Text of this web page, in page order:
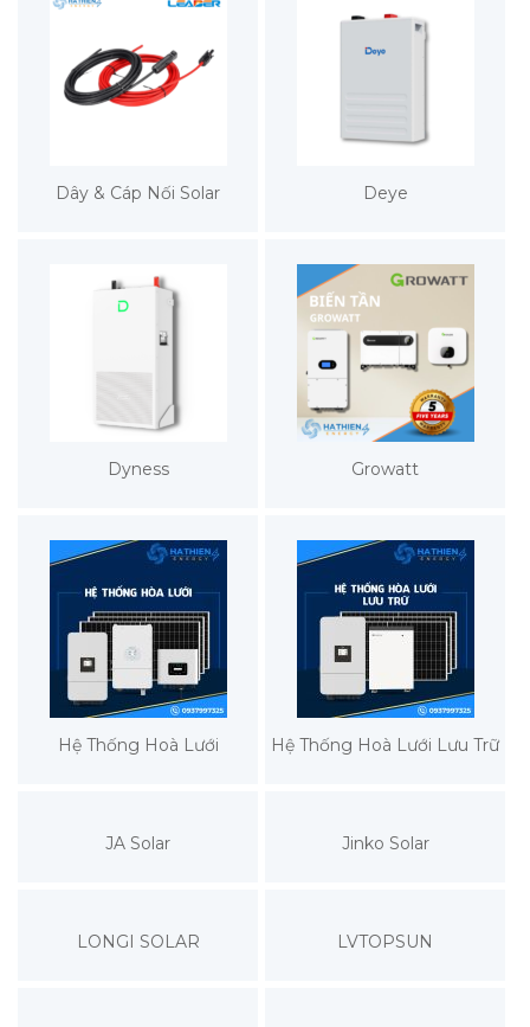
Dây & Cáp Nối Solar Deye
Dyness Growatt
Hệ Thống Hoà Lưới Hệ Thống Hoà Lưới Lưu Trữ
JA Solar Jinko Solar
LONGI SOLAR LVTOPSUN